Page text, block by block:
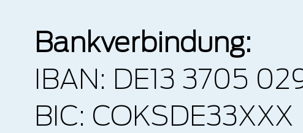
Bankverbindung:
IBAN: DE13 3705
BIC: COKSDE33XXX